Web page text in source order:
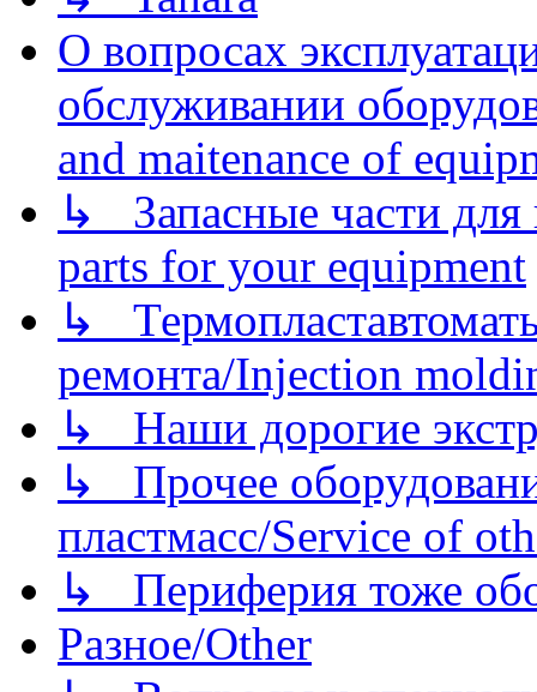
О вопросах
обслуживании
and maitenance of
↳ Запасные части для
parts for your equipment
↳
ремонта/Injection
↳ Наши дорогие
↳ Прочее
пластмасс/Service of
↳ Периферия тоже
Разное/Other